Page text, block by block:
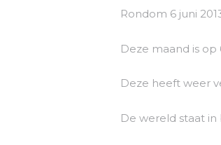
Rondom 6 juni
Deze maand is
Deze heeft weer
De wereld staat in